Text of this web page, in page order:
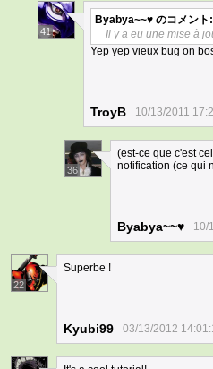
41
Byabya~~♥ のコメント:
Il y a eu une mise à
Yep yep vieux bug on
TroyB 10/13/2011
36
(est-ce que c'est
notification (ce qui
Byabya~~♥ 10/
22
Superbe !
Kyubi99 03/13/2012